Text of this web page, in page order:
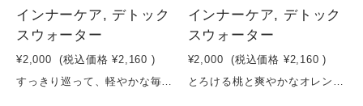
インナーケア, デトック
スウォーター
¥2,000 (税込価格 ¥2,160 )
すっきり巡って、軽やかな毎日へ。シトラス＆洋なしのデトックスウォーター習慣爽やかなシトラスの酸味と、洋なしのやさしい甘みを組み合わせた、デトックスウォーター用ドライフルーツセット。砂糖・保存料を使わず、果実そのものの美味しさと栄養をそのまま閉じ込めました。水に入れるだけで、フルーツの香りと成分がゆっくり広がり、日々の水分補給が“整える習慣”に。シトラスのすっきり感と洋なしのまろやかさで、飲みやすく飽きずに続けられます。体の内側から軽やかさをサポートする、シンプルなインナーケアを。原材料：シトラス（長野県産） 洋なし（長野県産）容量：16g×4袋賞味期限：製造日から６ヶ月
インナーケア, デトック
スウォーター
¥2,000 (税込価格 ¥2,160 )
とろける桃と爽やかなオレンジで、巡るキレイ習慣。デトックスウォーターセットやさしい甘みの桃と、すっきりとした酸味のオレンジを組み合わせた、デトックスウォーター用ドライフルーツセット。砂糖・保存料を使わず、果実そのものの味わいと栄養をぎゅっと閉じ込めました。水に入れるだけで、フルーツの香りと成分がゆっくり広がり、毎日の水分補給が“整える時間”に変わります。桃のリラックス感ある甘さと、オレンジの爽やかさで、心も体もすっきり。忙しい日常の中で、無理なく続けられるインナーケア習慣を。原材料：桃（長野県産） オレンジ（長野県産）容量：16g×4袋賞味期限：製造日から６ヶ月